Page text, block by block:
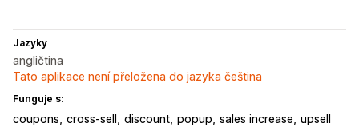
Jazyky
angličtina
Tato aplikace není přeložena do jazyka čeština
Funguje s:
coupons cross-sell discount popup sales increase upsell